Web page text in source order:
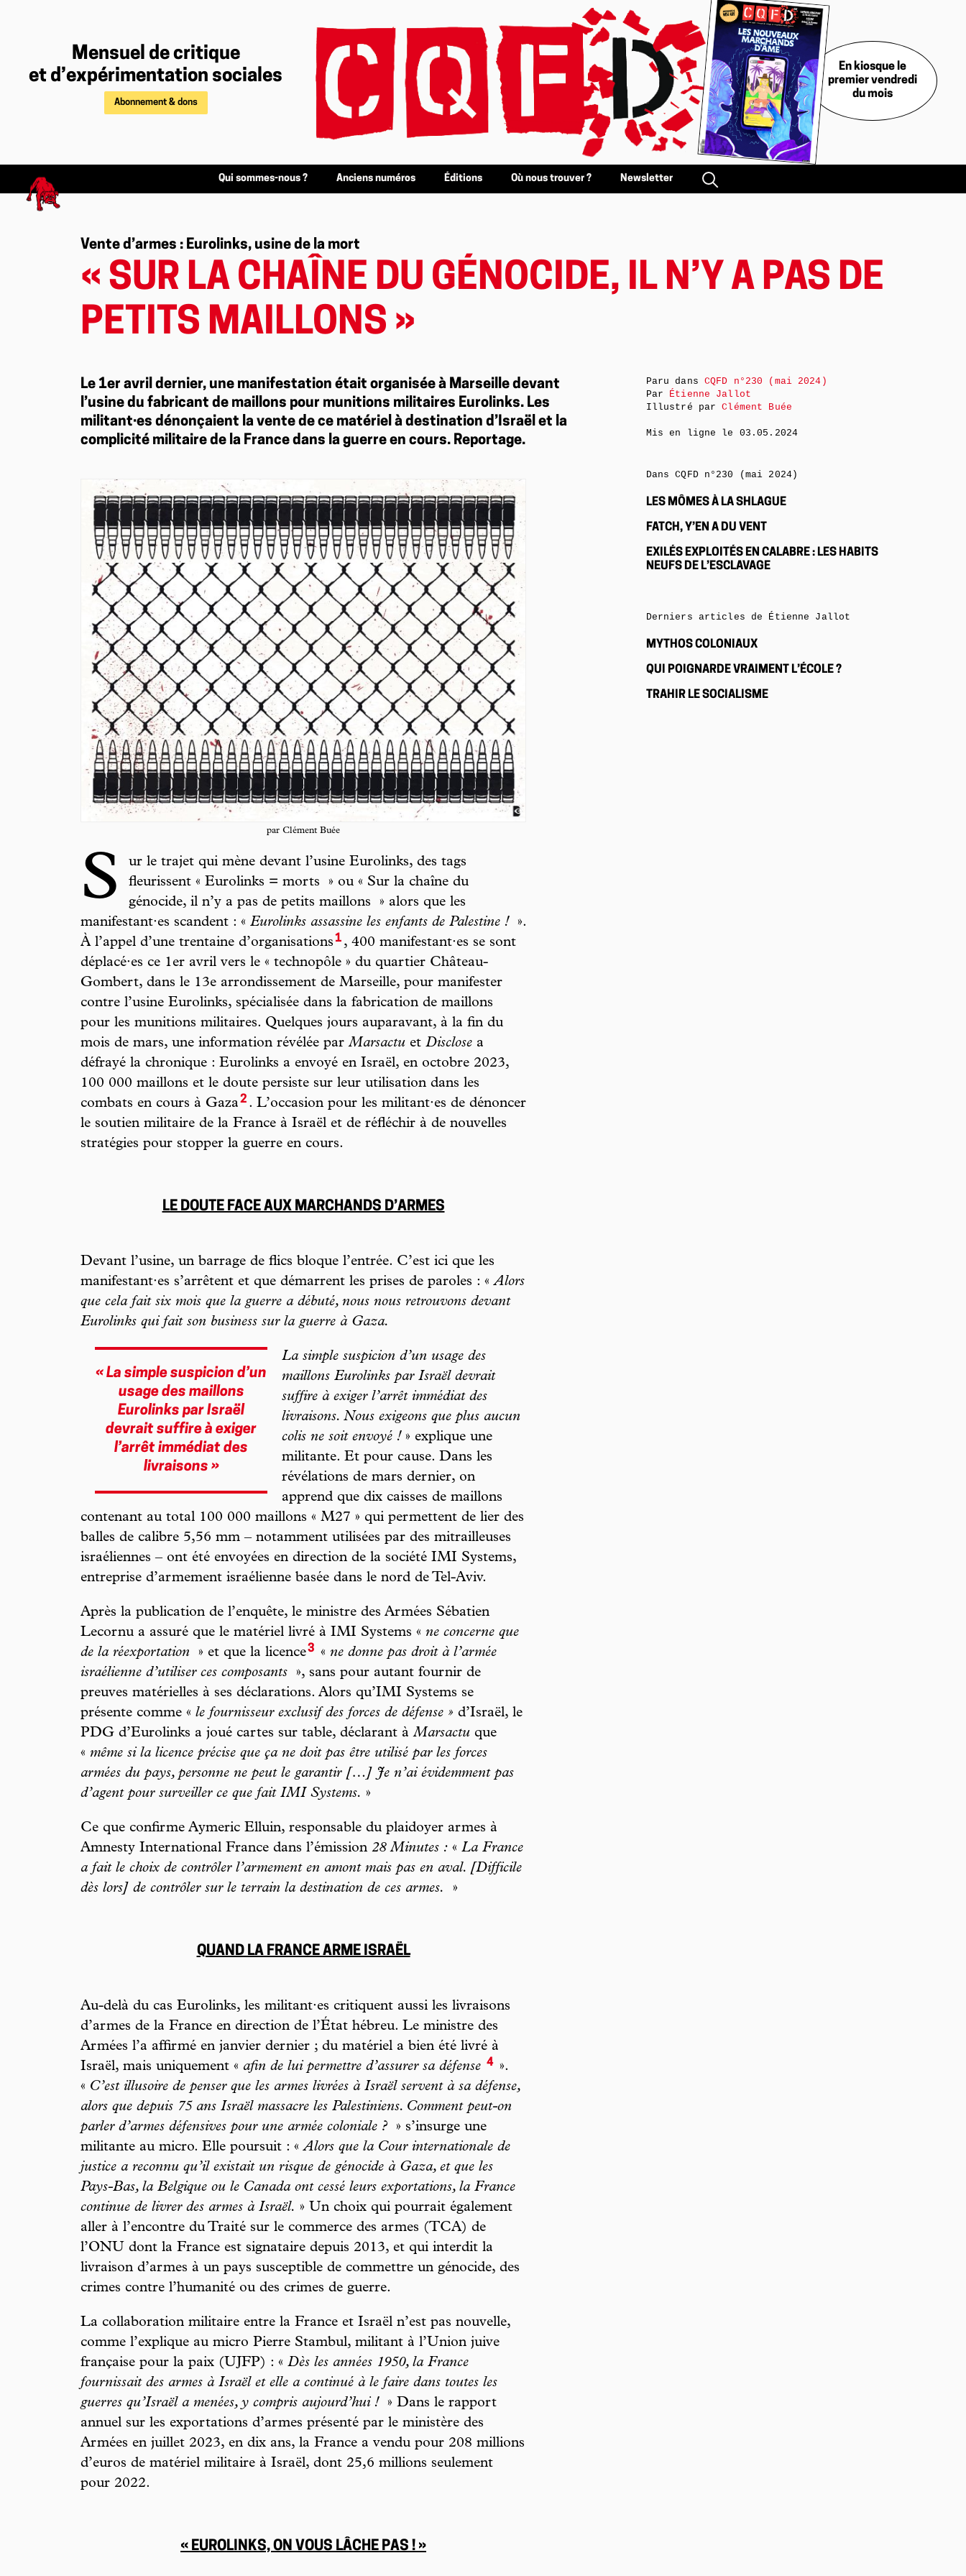
Mensuel de critique
et d’expérimentation sociales
Abonnement & dons
En kiosque le
premier vendredi
du mois
Qui sommes-nous ? Anciens numéros Éditions Où nous trouver ? Newsletter
Vente d’armes : Eurolinks, usine de la mort
« SUR LA CHAÎNE DU GÉNOCIDE, IL N’Y A PAS DE
PETITS MAILLONS »
Le 1er avril dernier, une manifestation était organisée à Marseille devant
l’usine du fabricant de maillons pour munitions militaires Eurolinks. Les
militant·es dénonçaient la vente de ce matériel à destination d’Israël et la
complicité militaire de la France dans la guerre en cours. Reportage.
par Clément Buée
S
ur le trajet qui mène devant l’usine Eurolinks, des tags
fleurissent « Eurolinks = morts
» ou « Sur la chaîne du
génocide, il n’y a pas de petits maillons
» alors que les
manifestant·es scandent : « Eurolinks assassine les enfants de Palestine ! ».
À l’appel d’une trentaine d’orga­nisations1 , 400 manifestant·es se sont
déplacé·es ce 1er avril vers le « technopôle » du quartier Château-
Gombert, dans le 13e arrondissement de Marseille, pour manifester
contre l’usine Eurolinks, spécialisée dans la fabrication de maillons
pour les munitions militaires. Quelques jours auparavant, à la fin du
mois de mars, une information révélée parMarsactu et Disclose a
défrayé la chronique : Eurolinks a envoyé en Israël, en octobre 2023,
100 000 maillons et le doute persiste sur leur utilisation dans les
combats en cours à Gaza2 . L’occasion pour les militant·es de dénoncer
le soutien militaire de la France à Israël et de réfléchir à de nouvelles
stratégies pour stopper la guerre en cours.
LE DOUTE FACE AUX MARCHANDS D’ARMES
Devant l’usine, un barrage de flics bloque l’entrée. C’est ici que les
manifestant·es s’arrêtent et que démarrent les prises de paroles : «Alors
que cela fait six mois que la guerre a débuté, nous nous retrouvons devant
Eurolinks qui fait son business sur la guerre à Gaza.
« La simple suspicion d’un
usage des maillons
Eurolinks par Israël
devrait suffire à exiger
l’arrêt immédiat des
livraisons »
La simple suspicion d’un usage des
maillons Eurolinks par Israël devrait
suffire à exiger l’arrêt immédiat des
livraisons. Nous exigeons que plus aucun
colis ne soit envoyé !» explique une
militante. Et pour cause. Dans les
révélations de mars dernier, on
apprend que dix caisses de maillons
contenant au total 100 000 maillons « M27 » qui permettent de lier des
balles de calibre 5,56 mm – notamment utilisées par des mitrailleuses
israéliennes – ont été envoyées en direction de la société IMI Systems,
entreprise d’armement israélienne basée dans le nord de Tel-Aviv.
Après la publication de l’enquête, le ministre des Armées Sébatien
Lecornu a assuré que le matériel livré à IMI Systems « ne concerne que
de la réexportation
» et que la licence3 « ne donne pas droit à l’armée
israélienne d’utiliser ces composants », sans pour autant fournir de
preuves matérielles à ses déclarations. Alors qu’IMI Systems se
présente comme « le fournisseur exclusif des forces de défense » d’Israël, le
PDG d’Eurolinks a joué cartes sur table, déclarant àMarsactu que
« même si la licence précise que ça ne doit pas être utilisé par les forces
armées du pays, personne ne peut le garantir […] Je n’ai évidemment pas
d’agent pour surveiller ce que fait IMI Systems. »
Ce que confirme Aymeric Elluin, responsable du plaidoyer armes à
Amnesty International France dans l’émission 28 Minutes : « La France
a fait le choix de contrôler l’armement en amont mais pas en aval. [Difficile
dès lors] de contrôler sur le terrain la destination de ces armes.
»
QUAND LA FRANCE ARME ISRAËL
Au-delà du cas Eurolinks, les militant·es critiquent aussi les livraisons
d’armes de la France en direction de l’État hébreu. Le ministre des
Armées l’a affirmé en janvier dernier ; du matériel a bien été livré à
Israël, mais uniquement « afin de lui permettre d’assurer sa défense 4 ».
« C’est illusoire de penser que les armes livrées à Israël servent à sa défense,
alors que depuis 75 ans Israël massacre les Palestiniens. Comment peut-on
parler d’armes défensives pour une armée coloniale ? » s’insurge une
militante au micro. Elle poursuit : «Alors que la Cour internationale de
justice a reconnu qu’il existait un risque de génocide à Gaza, et que les
Pays-Bas, la Belgique ou le Canada ont cessé leurs exportations, la France
continue de livrer des armes à Israël. » Un choix qui pourrait également
aller à l’encontre du Traité sur le commerce des armes (TCA) de
l’ONU dont la France est signataire depuis 2013, et qui interdit la
livraison d’armes à un pays susceptible de commettre un génocide, des
crimes contre l’humanité ou des crimes de guerre.
La collaboration militaire entre la France et Israël n’est pas nouvelle,
comme l’explique au micro Pierre Stambul, militant à l’Union juive
française pour la paix (UJFP) : « Dès les années 1950, la France
fournissait des armes à Israël et elle a continué à le faire dans toutes les
guerres qu’Israël a menées, y compris aujourd’hui ! » Dans le rapport
annuel sur les exportations d’armes présenté par le ministère des
Armées en juillet 2023, en dix ans, la France a vendu pour 208 millions
d’euros de matériel militaire à Israël, dont 25,6 millions seulement
pour 2022.
« EUROLINKS, ON VOUS LÂCHE PAS ! »
Paru dans CQFD n°230 (mai 2024)
Par Étienne Jallot
Illustré parClément Buée
Mis en ligne le 03.05.2024
Dans CQFD n°230 (mai 2024)
LES MÔMES À LA SHLAGUE
FATCH, Y’EN A DU VENT
EXILÉS EXPLOITÉS EN CALABRE : LES HABITS
NEUFS DE L’ESCLAVAGE
Derniers articles de Étienne Jallot
MYTHOS COLONIAUX
QUI POIGNARDE VRAIMENT L’ÉCOLE ?
TRAHIR LE SOCIALISME